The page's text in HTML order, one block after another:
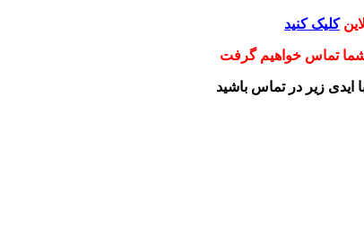
کلیک کنید
شما تماس خواهیم گرفت
ایدی زیر در تماس باشید